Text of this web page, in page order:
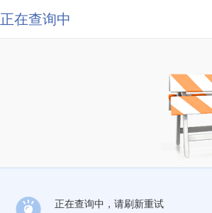
正在查询中
正在查询中，请刷新重试